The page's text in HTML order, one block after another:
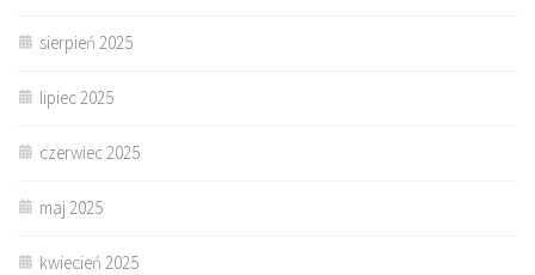
sierpień 2025
lipiec 2025
czerwiec 2025
maj 2025
kwiecień 2025